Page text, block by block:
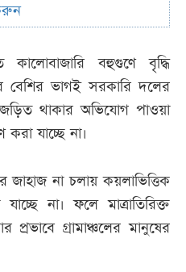
কালোবাজারি বহুগুণে বৃদ্ধি
বেশির ভাগই সরকারি দলের
থাকার অভিযোগ পাওয়া
করা যাচ্ছে না।
জাহাজ না চলায় কয়লাভিত্তিক
না। ফলে মাত্রাতিরিক্ত
প্রভাবে গ্রামাঞ্চলের মানুষের